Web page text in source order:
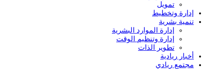
تمويل
إدارة وتخطيط
تنمية بشرية
إدارة الموارد البشرية
إدارة وتنظيم الوقت
تطوير الذات
أخبار ريادية
مجتمع ريادي